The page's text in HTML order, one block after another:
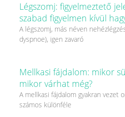
Légszomj: figyelmeztető
szabad figyelmen kívül
A légszomj, más néven
dyspnoe), igen zavaró
Mellkasi fájdalom: mikor
mikor várhat még?
A mellkasi fájdalom gyakran vezet
számos különféle